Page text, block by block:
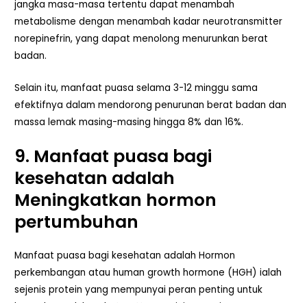
jangka masa-masa tertentu dapat menambah
metabolisme dengan menambah kadar neurotransmitter
norepinefrin, yang dapat menolong menurunkan berat
badan.
Selain itu, manfaat puasa selama 3-12 minggu sama
efektifnya dalam mendorong penurunan berat badan dan
massa lemak masing-masing hingga 8% dan 16%.
9. Manfaat puasa bagi
kesehatan adalah
Meningkatkan hormon
pertumbuhan
Manfaat puasa bagi kesehatan adalah Hormon
perkembangan atau human growth hormone (HGH) ialah
sejenis protein yang mempunyai peran penting untuk